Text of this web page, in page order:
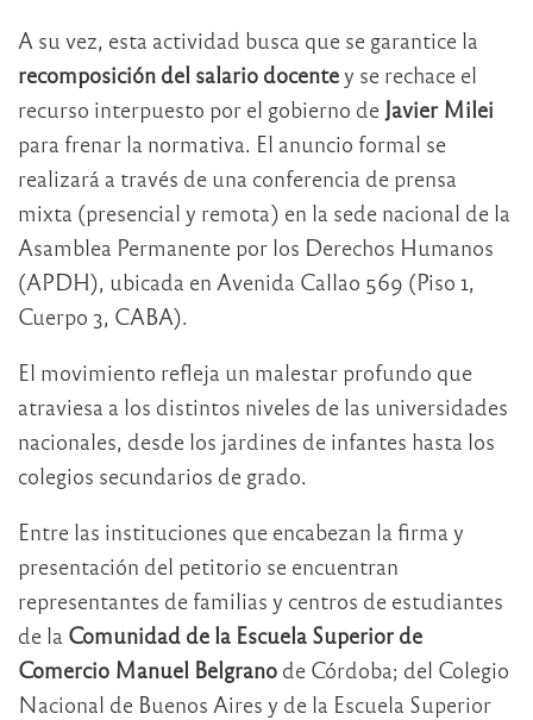
A su vez, esta actividad busca que se garantice la
recomposición del salario docentey se rechace el
recurso interpuesto por el gobierno de Javier Milei
para frenar la normativa. El anuncio formal se
realizará a través de una conferencia de prensa
mixta (presencial y remota) en la sede nacional de la
Asamblea Permanente por los Derechos Humanos
(APDH), ubicada en Avenida Callao 569 (Piso 1,
Cuerpo 3, CABA).
El movimiento refleja un malestar profundo que
atraviesa a los distintos niveles de las universidades
nacionales, desde los jardines de infantes hasta los
colegios secundarios de grado.
Entre las instituciones que encabezan la firma y
presentación del petitorio se encuentran
representantes de familias y centros de estudiantes
de la Comunidad de la Escuela Superior de
Comercio Manuel Belgrano de Córdoba; del Colegio
Nacional de Buenos Aires y de la Escuela Superior